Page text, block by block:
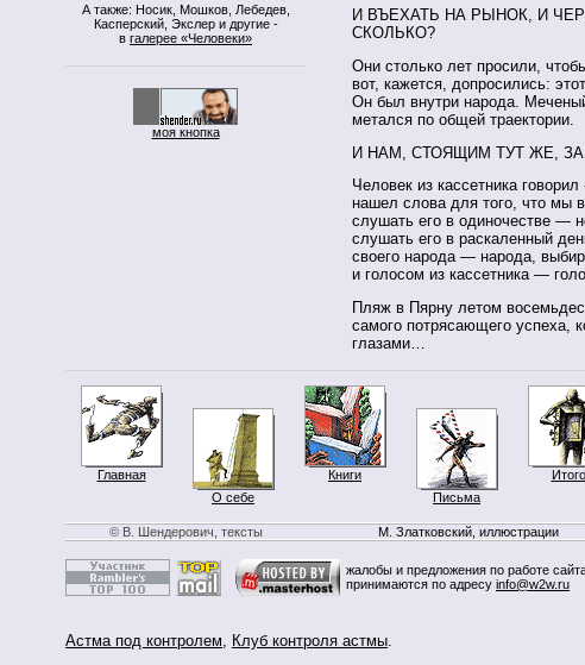
А также: Носик, Мошков, Лебедев,
Касперский, Экслер и другие -
в галерее «Человеки»
моя кнопка
И ВЪЕХАТЬ НА РЫНОК, И
СКОЛЬКО?
Они столько лет просили,
вот, кажется, допросились:
Он был внутри народа.
метался по общей траектории.
И НАМ, СТОЯЩИМ ТУТ ЖЕ,
Человек из кассетника
нашел слова для того, что мы
слушать его в одиночестве —
слушать его в раскаленный
своего народа — народа,
и голосом из кассетника —
Пляж в Пярну летом
самого потрясающего успеха,
глазами…
Главная
О себе
Книги
Письма
Итого
© В. Шендерович, тексты М. Златковский, иллюстрации
жалобы и предложения по работе
принимаются по адресу info@w2w.ru
Астма под контролем, Клуб контроля астмы.